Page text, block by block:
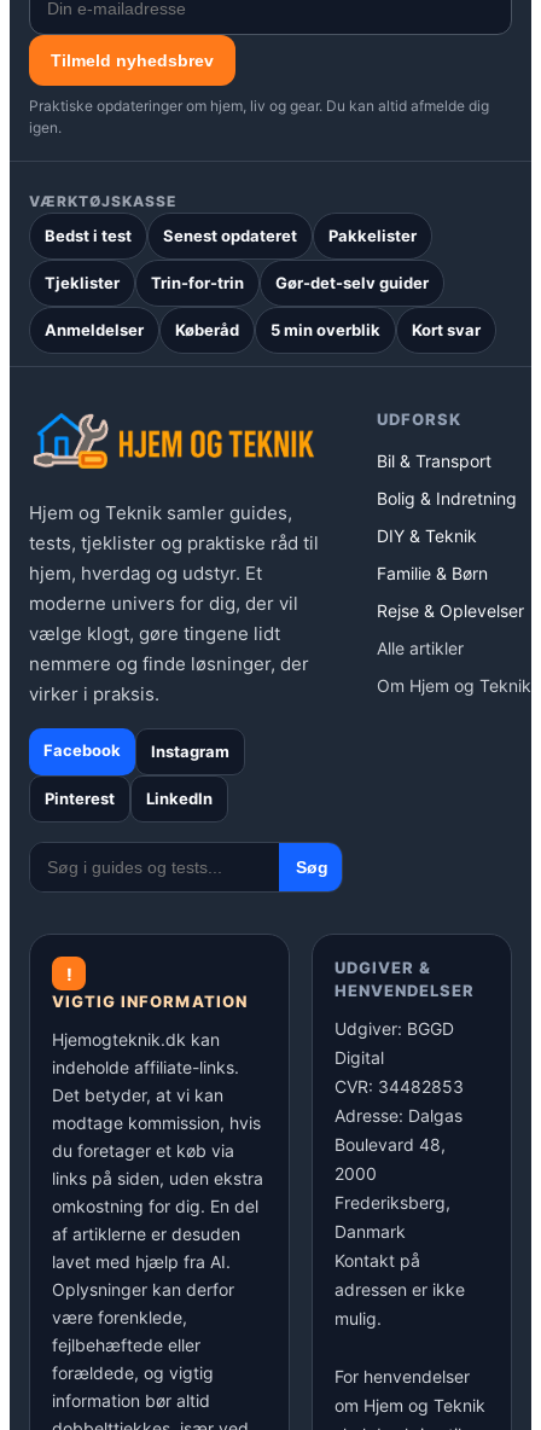
Tilmeld nyhedsbrev
Praktiske opdateringer om hjem, liv og gear. Du kan altid afmelde dig
igen.
VÆRKTØJSKASSE
Bedst i test Senest opdateret Pakkelister
Tjeklister Trin-for-trin Gør-det-selv guider
Anmeldelser Køberåd 5 min overblik Kort svar
Hjem og Teknik samler guides,
tests, tjeklister og praktiske råd til
hjem, hverdag og udstyr. Et
moderne univers for dig, der vil
vælge klogt, gøre tingene lidt
nemmere og finde løsninger, der
virker i praksis.
Facebook Instagram
Pinterest LinkedIn
Søg
UDFORSK
Bil & Transport
Bolig & Indretning
DIY & Teknik
Familie & Børn
Rejse & Oplevelser
Alle artikler
Om Hjem og Teknik
!
VIGTIG INFORMATION
Hjemogteknik.dk kan
indeholde affiliate-links.
Det betyder, at vi kan
modtage kommission, hvis
du foretager et køb via
links på siden, uden ekstra
omkostning for dig. En del
af artiklerne er desuden
lavet med hjælp fra AI.
Oplysninger kan derfor
være forenklede,
fejlbehæftede eller
forældede, og vigtig
information bør altid
UDGIVER &
HENVENDELSER
Udgiver: BGGD
Digital
CVR: 34482853
Adresse: Dalgas
Boulevard 48,
2000
Frederiksberg,
Danmark
Kontakt på
adressen er ikke
mulig.
For henvendelser
om Hjem og Teknik